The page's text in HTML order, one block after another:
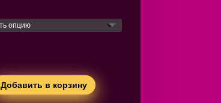
Добавить в корзину